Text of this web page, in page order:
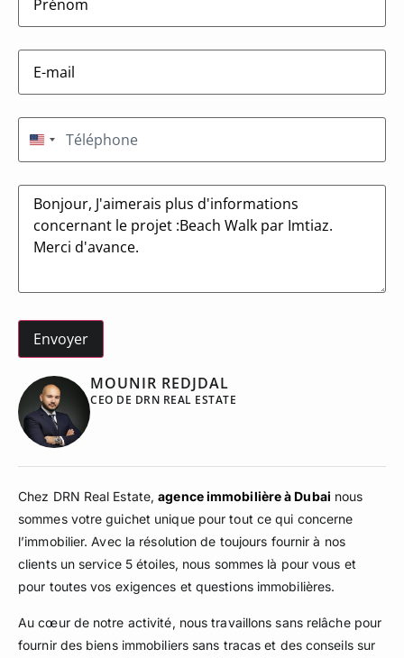
MOUNIR REDJDAL
CEO DE DRN REAL ESTATE
Chez DRN Real Estate,agence immobilière à Dubai nous
sommes votre guichet unique pour tout ce qui concerne
l’immobilier. Avec la résolution de toujours fournir à nos
clients un service 5 étoiles, nous sommes là pour vous et
pour toutes vos exigences et questions immobilières.
Au cœur de notre activité, nous travaillons sans relâche pour
fournir des biens immobiliers sans tracas et des conseils sur
E-
mail(Nécessaire)
Téléphone(Nécessaire)
États-Unis +1
Message